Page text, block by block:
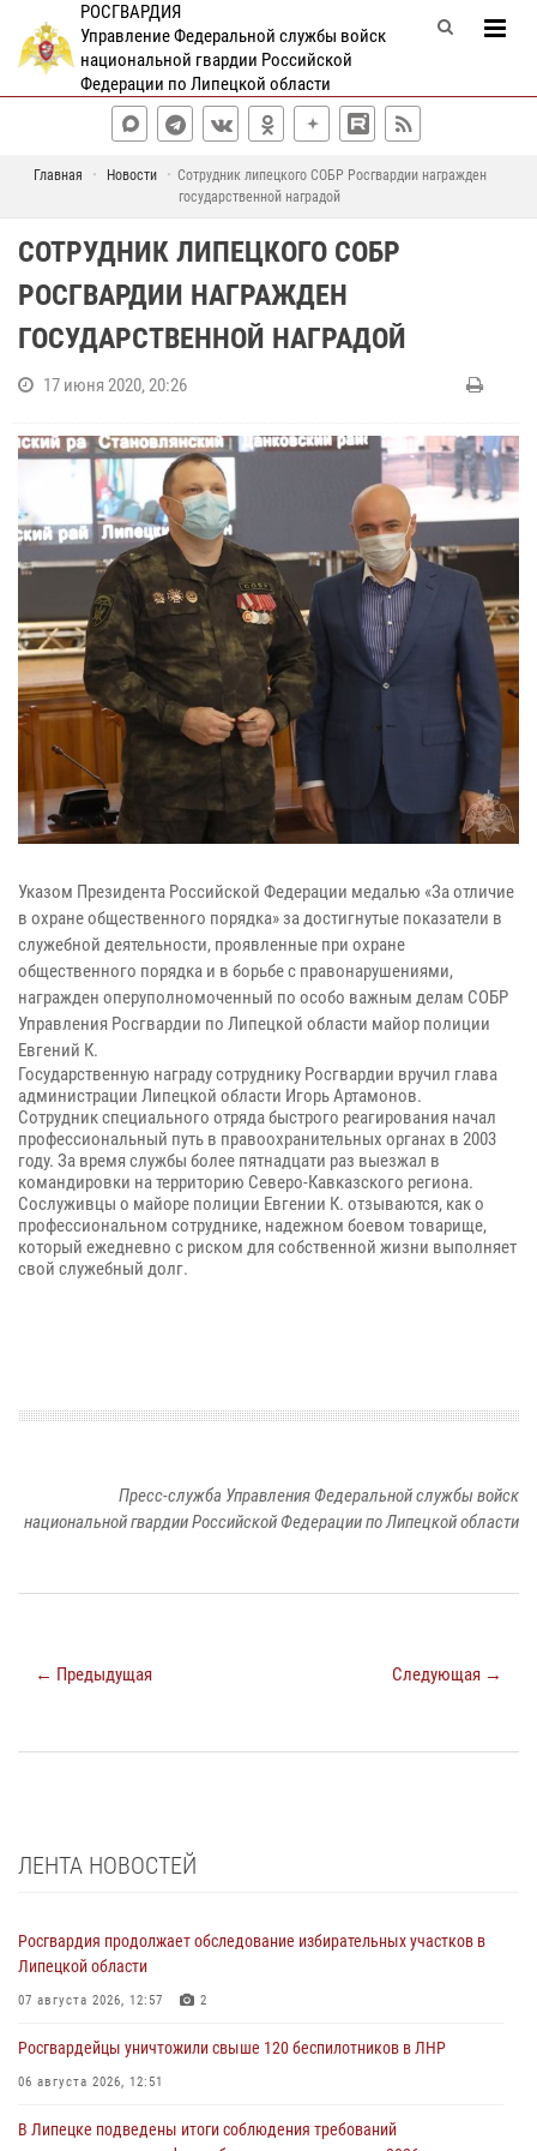
РОСГВАРДИЯ
Управление Федеральной службы войск
национальной гвардии Российской
Федерации по Липецкой области
Главная Новости
Сотрудник липецкого СОБР Росгвардии награжден
государственной наградой
СОТРУДНИК ЛИПЕЦКОГО СОБР
РОСГВАРДИИ НАГРАЖДЕН
ГОСУДАРСТВЕННОЙ НАГРАДОЙ
17 июня 2020, 20:26
Указом Президента Российской Федерации медалью «За отличие
в охране общественного порядка» за достигнутые показатели в
служебной деятельности, проявленные при охране
общественного порядка и в борьбе с правонарушениями,
награжден оперуполномоченный по особо важным делам СОБР
Управления Росгвардии по Липецкой области майор полиции
Евгений К.
Государственную награду сотруднику Росгвардии вручил глава
администрации Липецкой области Игорь Артамонов.
Сотрудник специального отряда быстрого реагирования начал
профессиональный путь в правоохранительных органах в 2003
году. За время службы более пятнадцати раз выезжал в
командировки на территорию Северо-Кавказского региона.
Сослуживцы о майоре полиции Евгении К. отзываются, как о
профессиональном сотруднике, надежном боевом товарище,
который ежедневно с риском для собственной жизни выполняет
свой служебный долг.
Пресс-служба Управления Федеральной службы войск
национальной гвардии Российской Федерации по Липецкой области
← Предыдущая Следующая →
ЛЕНТА НОВОСТЕЙ
Росгвардия продолжает обследование избирательных участков в
Липецкой области
07 августа 2026, 12:57 2
Росгвардейцы уничтожили свыше 120 беспилотников в ЛНР
06 августа 2026, 12:51
В Липецке подведены итоги соблюдения требований